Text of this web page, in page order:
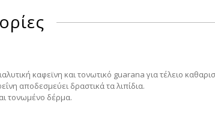
καφεϊνη και τονωτικό guarana για τέλειο
αποδεσμεύει δραστικά τα λιπίδια.
τονωμένο δέρμα.